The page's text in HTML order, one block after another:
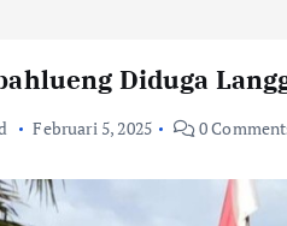
Diduga
Februari 5, 2025 0